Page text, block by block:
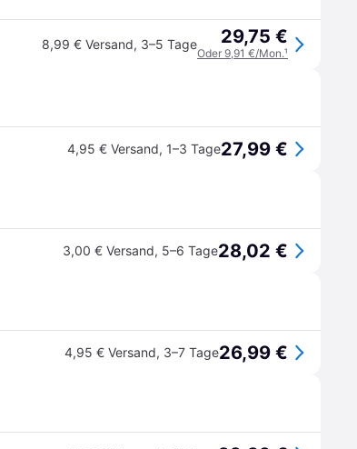
8,99 € Versand, 3–5 Tage 29,75 €
Oder 9,91 €/Mon.¹
4,95 € Versand, 1–3 Tage27,99 €
3,00 € Versand, 5–6 Tage28,02 €
4,95 € Versand, 3–7 Tage26,99 €